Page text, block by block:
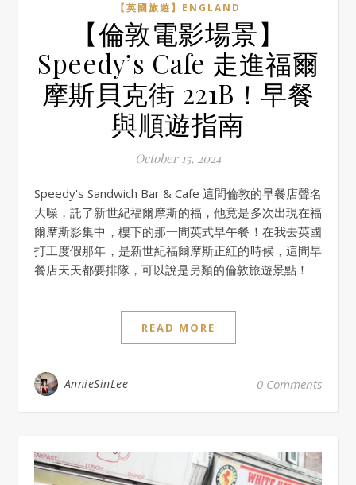
【英國旅遊】ENGLAND
【倫敦電影場景】
Speedy’s Cafe 走進福爾
摩斯貝克街 221B！早餐
與順遊指南
October 15, 2024
Speedy's Sandwich Bar & Cafe 這間倫敦的早餐店聲名
大噪，託了新世紀福爾摩斯的福，他竟是多次出現在福
爾摩斯影集中，樓下的那一間英式早午餐！在我去英國
打工度假那年，是新世紀福爾摩斯正紅的時候，這間早
餐店天天都要排隊，可以說是另類的倫敦旅遊景點！
READ MORE
AnnieSinLee 0 Comments